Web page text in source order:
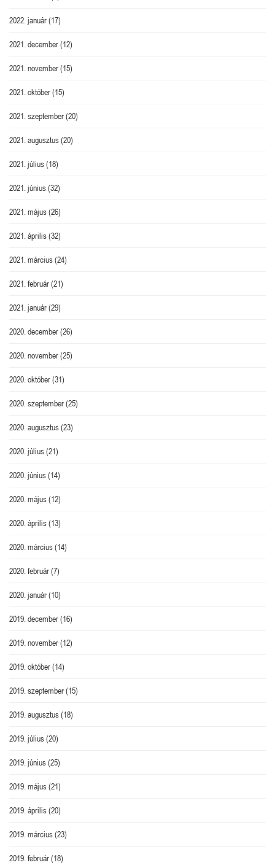
2022. január(17)
2021. december(12)
2021. november(15)
2021. október(15)
2021. szeptember(20)
2021. augusztus(20)
2021. július(18)
2021. június(32)
2021. május(26)
2021. április(32)
2021. március(24)
2021. február(21)
2021. január(29)
2020. december(26)
2020. november(25)
2020. október(31)
2020. szeptember(25)
2020. augusztus(23)
2020. július(21)
2020. június(14)
2020. május(12)
2020. április(13)
2020. március(14)
2020. február(7)
2020. január(10)
2019. december(16)
2019. november(12)
2019. október(14)
2019. szeptember(15)
2019. augusztus(18)
2019. július(20)
2019. június(25)
2019. május(21)
2019. április(20)
2019. március(23)
2019. február(18)